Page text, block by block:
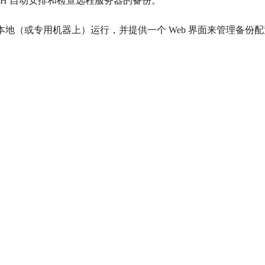
（或专用机器上）运行，并提供一个 Web 界面来管理备份配